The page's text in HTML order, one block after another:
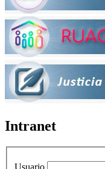
Intranet
Usuario